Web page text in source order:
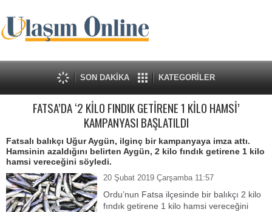
SON DAKİKA KATEGORİLER
FATSA’DA ‘2 KİLO FINDIK GETİRENE 1 KİLO HAMSİ’
KAMPANYASI BAŞLATILDI
Fatsalı balıkçı Uğur Aygün, ilginç bir kampanyaya imza attı.
Hamsinin azaldığını belirten Aygün, 2 kilo fındık getirene 1 kilo
hamsi vereceğini söyledi.
20 Şubat 2019 Çarşamba 11:57
Ordu’nun Fatsa ilçesinde bir balıkçı 2 kilo
fındık getirene 1 kilo hamsi vereceğini